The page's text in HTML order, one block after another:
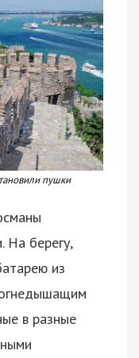
пушки
На берегу,
из
в разные